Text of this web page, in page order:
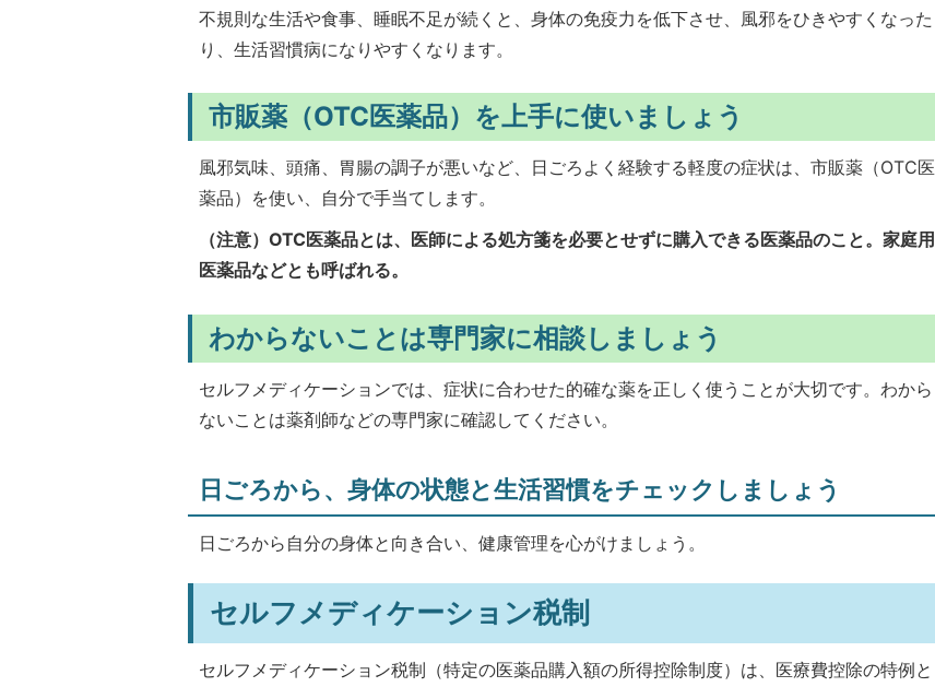
不規則な生活や食事、睡眠不足が続くと、身体の免疫力を低下させ、風邪をひきやすくなった
り、生活習慣病になりやすくなります。
市販薬（OTC医薬品）を上手に使いましょう
風邪気味、頭痛、胃腸の調子が悪いなど、日ごろよく経験する軽度の症状は、市販薬（OTC医
薬品）を使い、自分で手当てします。
（注意）OTC医薬品とは、医師による処方箋を必要とせずに購入できる医薬品のこと。家庭用
医薬品などとも呼ばれる。
わからないことは専門家に相談しましょう
セルフメディケーションでは、症状に合わせた的確な薬を正しく使うことが大切です。わから
ないことは薬剤師などの専門家に確認してください。
日ごろから、身体の状態と生活習慣をチェックしましょう
日ごろから自分の身体と向き合い、健康管理を心がけましょう。
セルフメディケーション税制
セルフメディケーション税制（特定の医薬品購入額の所得控除制度）は、医療費控除の特例と